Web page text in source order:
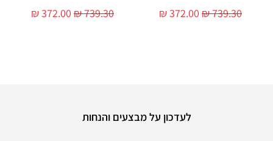
₪739.30
₪372.00
₪739.30
₪372.00
לעדכון על מבצעים והנחות